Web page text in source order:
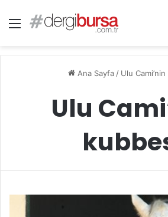
Menü
Ana Sayfa / Ulu
Ulu